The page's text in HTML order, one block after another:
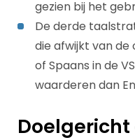
gezien bij het
De derde
die afwijkt van de
of Spaans in de
waarderen dan